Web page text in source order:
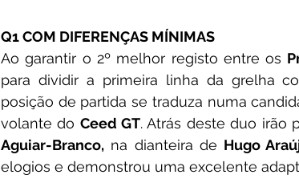
Q1 COM DIFERENÇAS MÍNIMAS
Ao garantir o 2º melhor registo entre os
para dividir a primeira linha da grelha
posição de partida se traduza numa
volante do Ceed GT. Atrás deste duo irão
Aguiar-Branco, na dianteira de Hugo
elogios e demonstrou uma excelente